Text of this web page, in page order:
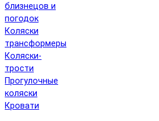
близнецов и
погодок
Коляски
трансформеры
Коляски-
трости
Прогулочные
коляски
Кровати